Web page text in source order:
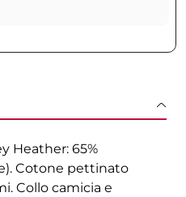
Heather: 65%
Cotone pettinato
Collo camicia e